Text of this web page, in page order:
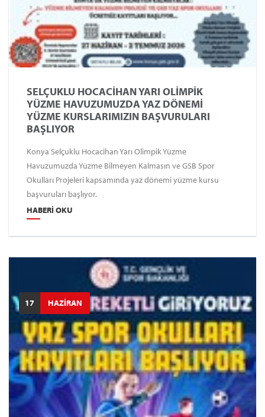
SELÇUKLU HOCACİHAN YARI OLİMPİK
YÜZME HAVUZUMUZDA YAZ DÖNEMİ
YÜZME KURSLARIMIZIN BAŞVURULARI
BAŞLIYOR
Konya Selçuklu Hocacihan Yarı Olimpik Yüzme
Havuzumuzda Yüzme Bilmeyen Kalmasın ve GSB Spor
Okulları Projeleri kapsamında yaz dönemi yüzme kursu
başvuruları başlıyor.
HABERI OKU
17 HAZİRAN